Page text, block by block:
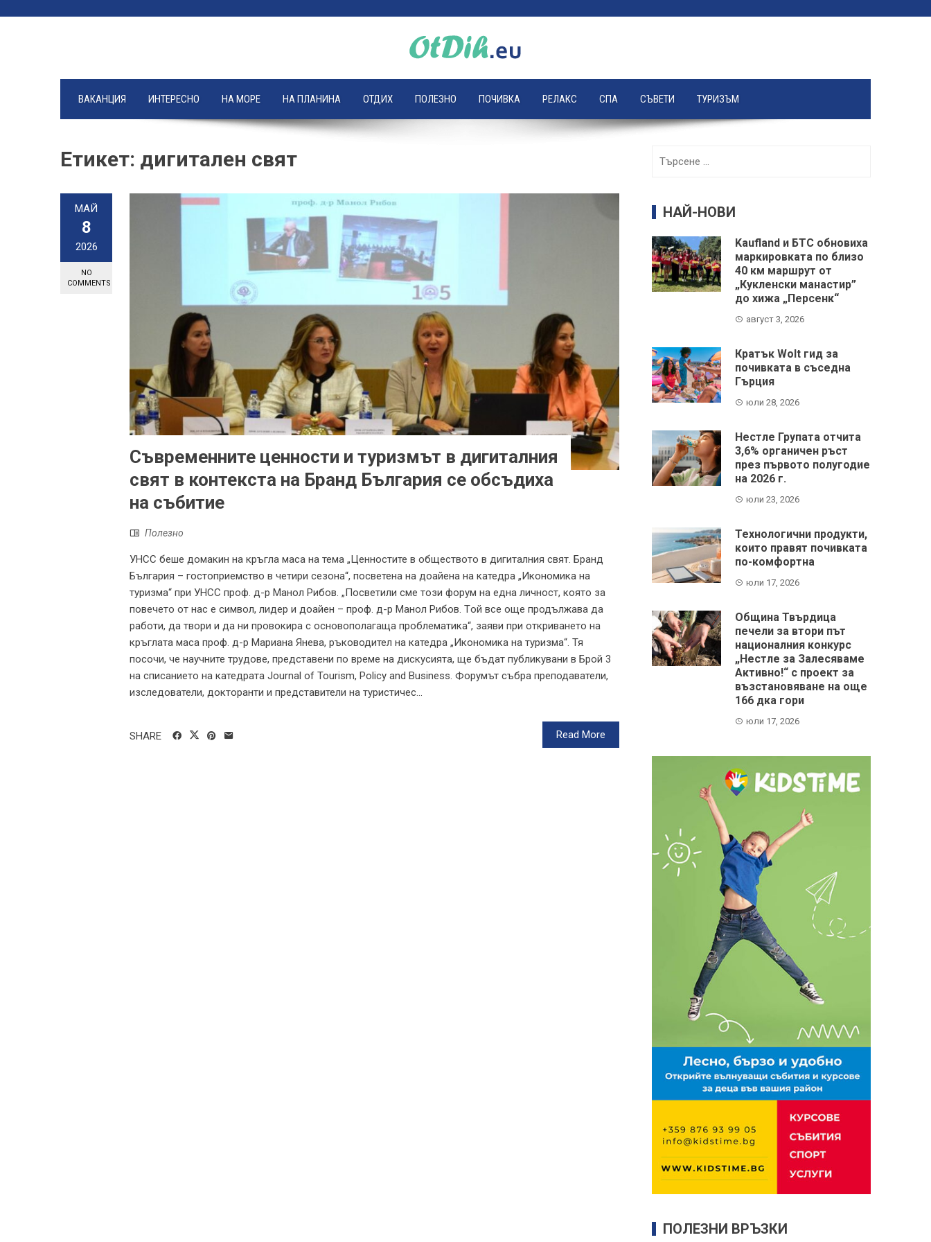
ВАКАНЦИЯ ИНТЕРЕСНО НА МОРЕ НА ПЛАНИНА ОТДИХ ПОЛЕЗНО ПОЧИВКА РЕЛАКС СПА СЪВЕТИ ТУРИЗЪМ
Етикет: дигитален свят
МАЙ
8
2026
NO
COMMENTS
Съвременните ценности и туризмът в дигиталния
свят в контекста на Бранд България се обсъдиха
на събитие
Полезно
УНСС беше домакин на кръгла маса на тема „Ценностите в обществото в дигиталния свят. Бранд
България – гостоприемство в четири сезона“, посветена на доайена на катедра „Икономика на
туризма“ при УНСС проф. д-р Манол Рибов. „Посветили сме този форум на една личност, която за
повечето от нас е символ, лидер и доайен – проф. д-р Манол Рибов. Tой все още продължава да
работи, да твори и да ни провокира с основополагаща проблематика“, заяви при откриването на
кръглата маса проф. д-р Мариана Янева, ръководител на катедра „Икономика на туризма“. Тя
посочи, че научните трудове, представени по време на дискусията, ще бъдат публикувани в Брой 3
на списанието на катедрата Journal of Tourism, Policy and Business. Форумът събра преподаватели,
изследователи, докторанти и представители на туристичес...
Read More
SHARE
НАЙ-НОВИ
Kaufland и БТС обновиха
маркировката по близо
40 км маршрут от
„Кукленски манастир”
до хижа „Персенк“
август 3, 2026
Кратък Wolt гид за
почивката в съседна
Гърция
юли 28, 2026
Нестле Групата отчита
3,6% органичен ръст
през първото полугодие
на 2026 г.
юли 23, 2026
Технологични продукти,
които правят почивката
по-комфортна
юли 17, 2026
Община Твърдица
печели за втори път
националния конкурс
„Нестле за Залесяваме
Активно!“ с проект за
възстановяване на още
166 дка гори
юли 17, 2026
ПОЛЕЗНИ ВРЪЗКИ